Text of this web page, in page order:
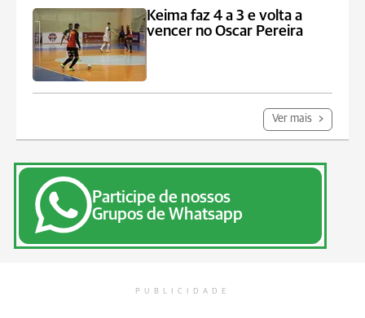
Keima faz 4 a 3 e volta a
vencer no Oscar Pereira
Ver mais
Participe de nossos
Grupos de Whatsapp
PUBLICIDADE